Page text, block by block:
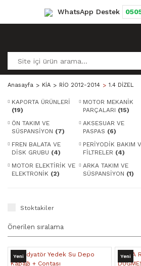
WhatsApp Destek
Anasayfa KİA RİO 2012-2014 1.4 DİZEL
KAPORTA ÜRÜNLERİ
(19)
MOTOR MEKANİK
PARÇALARI (15)
ÖN TAKIM VE
SÜSPANSİYON (7)
AKSESUAR VE
PASPAS (6)
FREN BALATA VE
DİSK GRUBU (4)
PERİYODİK BAKIM
FİLTRELER (4)
MOTOR ELEKTİRİK VE
ELEKTRONİK (2)
ARKA TAKIM VE
SÜSPANSİYON (1)
Stoktakiler
Yeni Yeni